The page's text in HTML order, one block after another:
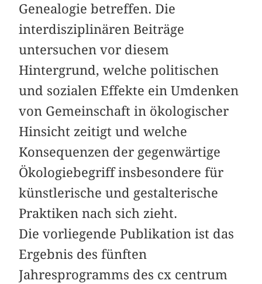
Genealogie betreffen. Die
interdisziplinären ­Beiträge
untersuchen vor diesem
Hintergrund, welche politischen
und sozialen Effekte ein Umdenken
von Gemeinschaft in ökologischer
Hinsicht zeitigt und welche
Konsequenzen der gegenwärtige
Ökologiebegriff insbesondere für
künstlerische und ­gestalterische
Praktiken nach sich zieht.
Die vorliegende Publikation ist das
Ergebnis des fünften
Jahresprogramms des cx centrum